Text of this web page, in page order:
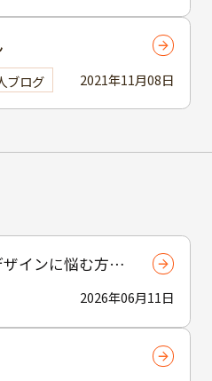
インに悩む方へ
イント
2026年06月11日
2021年11月08日
ブログ